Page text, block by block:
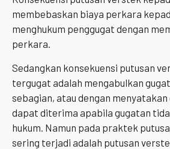
membebaskan biaya perkara
menghukum penggugat dengan
perkara.
Sedangkan konsekuensi putusan
tergugat adalah mengabulkan
sebagian, atau dengan
dapat diterima apabila gugatan
hukum. Namun pada praktek
sering terjadi adalah putusan